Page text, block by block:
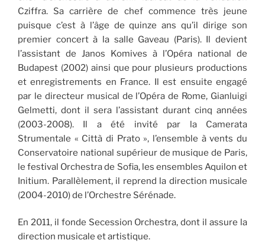
Cziffra. Sa carrière de chef commence très jeune
puisque c’est à l’âge de quinze ans qu’il dirige son
premier concert à la salle Gaveau (Paris). Il devient
l’assistant de Janos Komives à l’Opéra national de
Budapest (2002) ainsi que pour plusieurs productions
et enregistrements en France. Il est ensuite engagé
par le directeur musical de l’Opéra de Rome, Gianluigi
Gelmetti, dont il sera l’assistant durant cinq années
(2003-2008). Il a été invité par la Camerata
Strumentale « Città di Prato », l’ensemble à vents du
Conservatoire national supérieur de musique de Paris,
le festival Orchestra de Sofia, les ensembles Aquilon et
Initium. Parallèlement, il reprend la direction musicale
(2004-2010) de l’Orchestre Sérénade.
En 2011, il fonde Secession Orchestra, dont il assure la
direction musicale et artistique.